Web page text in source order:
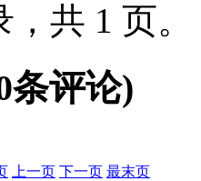
，共 1 页。
条评论)
上一页 下一页 最末页